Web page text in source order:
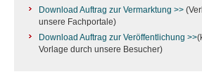
Download Auftrag zur Vermarktung >>
unsere Fachportale)
Download Auftrag zur Veröffentlichung >>
Vorlage durch unsere Besucher)